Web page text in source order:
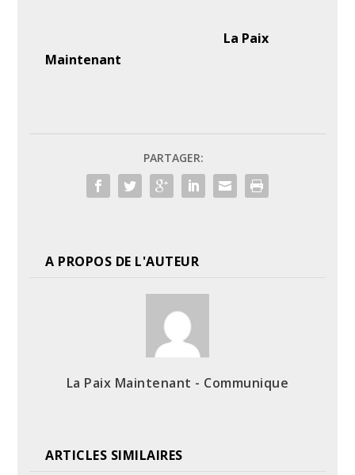
La Paix
Maintenant
PARTAGER:
A PROPOS DE L'AUTEUR
La Paix Maintenant - Communique
ARTICLES SIMILAIRES